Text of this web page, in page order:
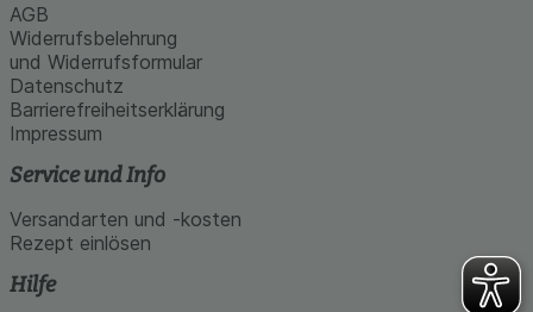
AGB
Widerrufsbelehrung
und Widerrufsformular
Datenschutz
Barrierefreiheitserklärung
Impressum
Service und Info
Versandarten und -kosten
Rezept einlösen
Hilfe